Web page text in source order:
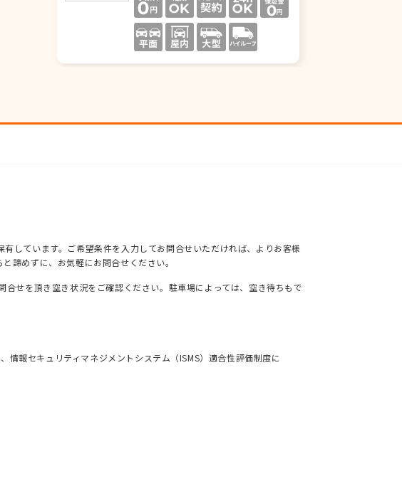
しています。ご希望条件を入力してお問合せいただければ、よりお客様
諦めずに、お気軽にお問合せください。
せを頂き空き状況をご確認ください。駐車場によっては、空き待ちもで
報セキュリティマネジメントシステム（ISMS）適合性評価制度に